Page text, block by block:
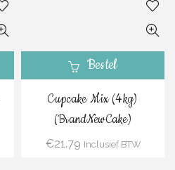
Bestel
Cupcake Mix (4kg)
(BrandNewCake)
€21.79 Inclusief BTW